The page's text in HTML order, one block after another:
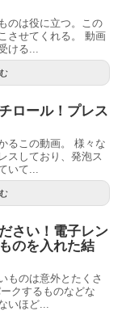
のは役に立つ。この
させてくれる。 動画
ける...
ロール！プレス
るこの動画。 様々な
スしており、発泡ス
いて...
さい！電子レン
のを入れた結
ものは意外とたくさ
クするものなどな
いほど...